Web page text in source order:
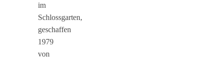
im
Schlossgarten,
geschaffen
1979
von